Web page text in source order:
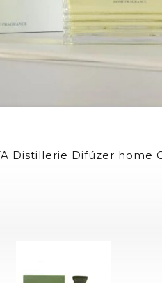
Distillerie Difúzer home